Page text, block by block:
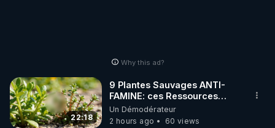
Les armes bio-nano-électromagnétiques - Les
Références & Liens avec extraits d'articles,
https://crowdbunker.com/v/ckSDx2Jd
- SAMEDI 13/01/24 :
Why this ad?
22:18
9 Plantes Sauvages ANTI-
FAMINE: ces Ressources
JARDIN&des Haies
Un Démodérateur
2 hours ago
60 views